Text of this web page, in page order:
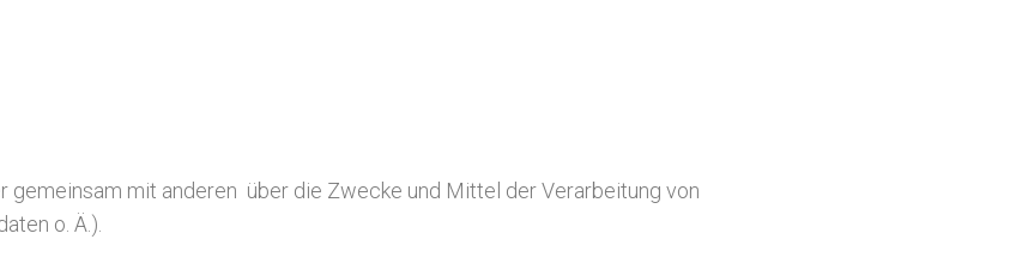
mit anderen über die Zwecke und Mittel der Verarbeitung von
o. Ä.).